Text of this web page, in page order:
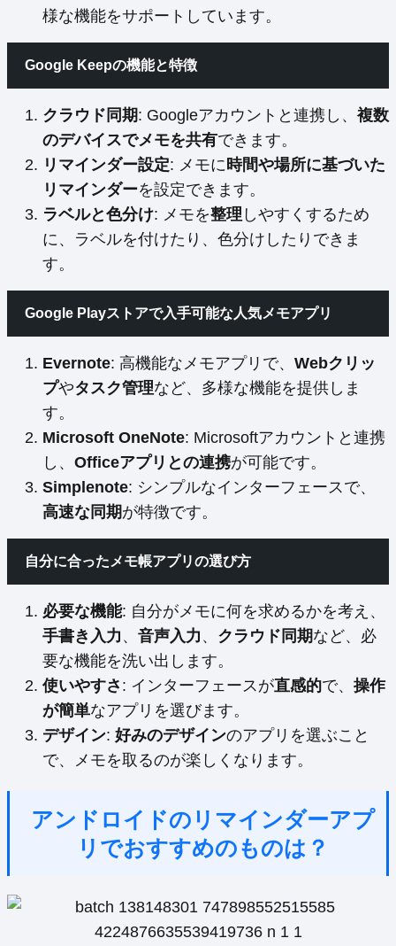
様な機能をサポートしています。
Google Keepの機能と特徴
クラウド同期: Googleアカウントと連携し、 複数
のデバイスでメモを共有できます。
リマインダー設定: メモに時間や場所に基づいた
リマインダーを設定できます。
ラベルと色分け: メモを整理 しやすくするため
に、ラベルを付けたり、色分けしたりできま
す。
Google Playストアで入手可能な人気メモアプリ
Evernote: 高機能なメモアプリで、 Webクリッ
プやタスク管理など、多様な機能を提供しま
す。
Microsoft OneNote: Microsoftアカウントと連携
し、 Officeアプリとの連携が可能です。
Simplenote: シンプルなインターフェースで、
高速な同期が特徴です。
自分に合ったメモ帳アプリの選び方
必要な機能: 自分がメモに何を求めるかを考え、
手書き入力 、 音声入力 、 クラウド同期など、必
要な機能を洗い出します。
使いやすさ : インターフェースが直感的で、 操作
が簡単なアプリを選びます。
デザイン: 好みのデザインのアプリを選ぶこと
で、メモを取るのが楽しくなります。
アンドロイドのリマインダーアプ
リでおすすめのものは？